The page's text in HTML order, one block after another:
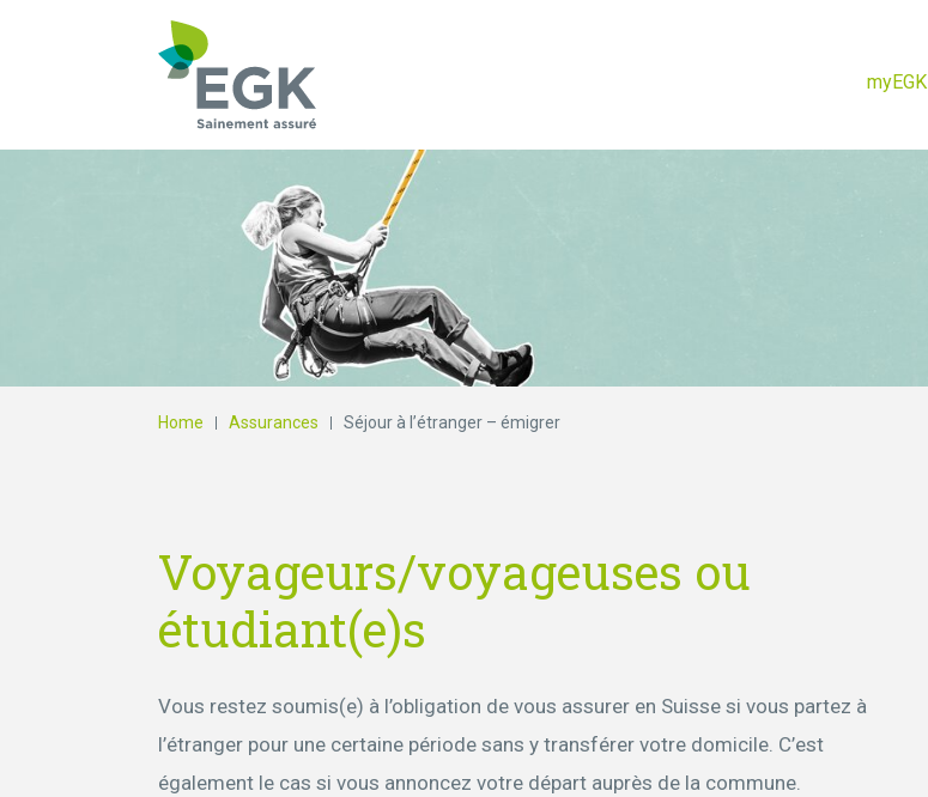
myEGK
Home Assurances Séjour à l’étranger – émigrer
Voyageurs/voyageuses ou
étudiant(e)s
Vous restez soumis(e) à l’obligation de vous assurer en Suisse si vous partez à
l’étranger pour une certaine période sans y transférer votre domicile. C’est
également le cas si vous annoncez votre départ auprès de la commune.
Qu'est-ce que vous cherchez?